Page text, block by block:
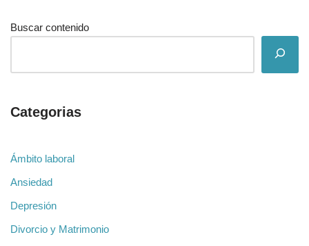
Buscar contenido
Categorias
Ámbito laboral
Ansiedad
Depresión
Divorcio y Matrimonio